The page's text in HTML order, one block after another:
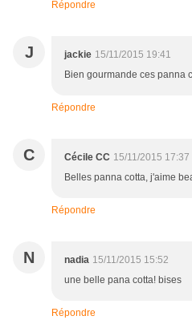
Répondre
J jackie 15/11/2015 19:41
Bien gourmande ces panna
Répondre
C Cécile CC 15/11/2015 17:37
Belles panna cotta, j'aime
Répondre
N nadia 15/11/2015 15:52
une belle pana cotta! bises
Répondre